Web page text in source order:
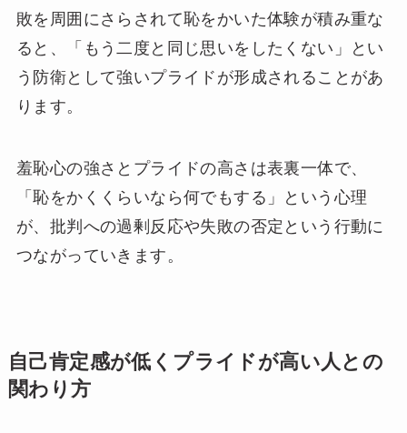
敗を周囲にさらされて恥をかいた体験が積み重な
ると、「もう二度と同じ思いをしたくない」とい
う防衛として強いプライドが形成されることがあ
ります。
羞恥心の強さとプライドの高さは表裏一体で、
「恥をかくくらいなら何でもする」という心理
が、批判への過剰反応や失敗の否定という行動に
つながっていきます。
自己肯定感が低くプライドが高い人との
関わり方